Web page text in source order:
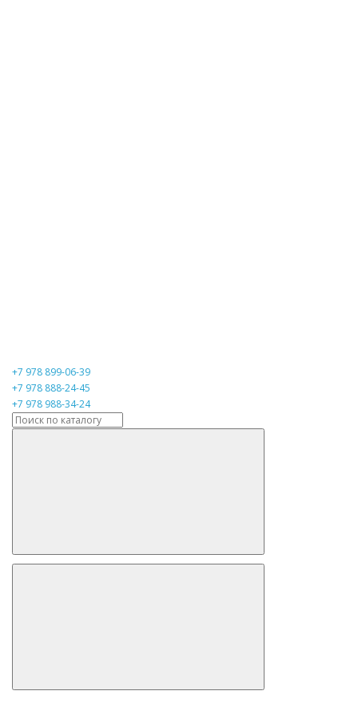
+7 978 899-06-39
+7 978 888-24-45
+7 978 988-34-24